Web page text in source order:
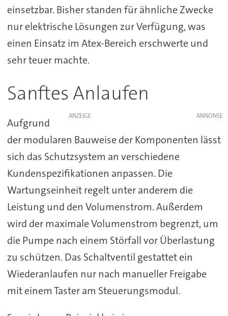
einsetzbar. Bisher standen für ähnliche Zwecke
nur elektrische Lösungen zur Verfügung, was
einen Einsatz im Atex-Bereich erschwerte und
sehr teuer machte.
Sanftes Anlaufen
ANZEIGE
Aufgrund
der modularen Bauweise der Komponenten lässt
sich das Schutzsystem an verschiedene
Kundenspezifikationen anpassen. Die
Wartungseinheit regelt unter anderem die
Leistung und den Volumenstrom. Außerdem
wird der maximale Volumenstrom begrenzt, um
die Pumpe nach einem Störfall vor Überlastung
zu schützen. Das Schaltventil gestattet ein
Wiederanlaufen nur nach manueller Freigabe
mit einem Taster am Steuerungsmodul.